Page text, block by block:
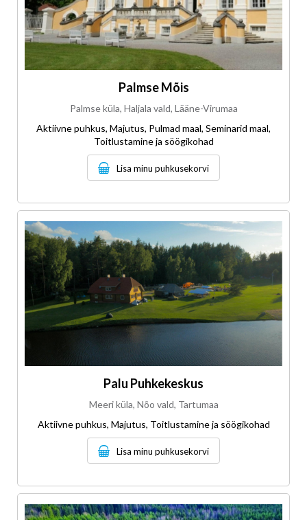
Palmse Mõis
Palmse küla, Haljala vald, Lääne-Virumaa
Aktiivne puhkus, Majutus, Pulmad maal, Seminarid maal,
Toitlustamine ja söögikohad
Lisa minu puhkusekorvi
Palu Puhkekeskus
Meeri küla, Nõo vald, Tartumaa
Aktiivne puhkus, Majutus, Toitlustamine ja söögikohad
Lisa minu puhkusekorvi